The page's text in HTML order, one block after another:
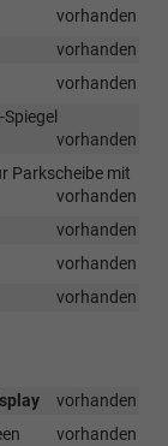
vorhanden
vorhanden
vorhanden
vorhanden
Parkscheibe mit
vorhanden
vorhanden
vorhanden
vorhanden
vorhanden
vorhanden